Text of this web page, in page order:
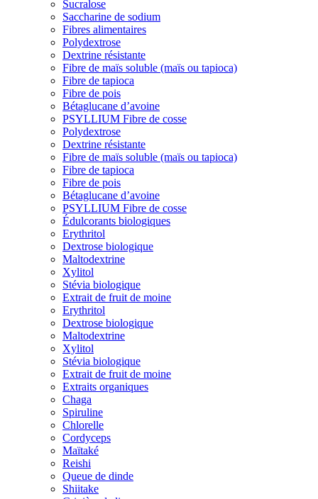
Sucralose
Saccharine de sodium
Fibres alimentaires
Polydextrose
Dextrine résistante
Fibre de maïs soluble (maïs ou tapioca)
Fibre de tapioca
Fibre de pois
Bétaglucane d’avoine
PSYLLIUM Fibre de cosse
Polydextrose
Dextrine résistante
Fibre de maïs soluble (maïs ou tapioca)
Fibre de tapioca
Fibre de pois
Bétaglucane d’avoine
PSYLLIUM Fibre de cosse
Édulcorants biologiques
Erythritol
Dextrose biologique
Maltodextrine
Xylitol
Stévia biologique
Extrait de fruit de moine
Erythritol
Dextrose biologique
Maltodextrine
Xylitol
Stévia biologique
Extrait de fruit de moine
Extraits organiques
Chaga
Spiruline
Chlorelle
Cordyceps
Maïtaké
Reishi
Queue de dinde
Shiitake